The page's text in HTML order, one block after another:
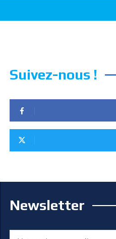
Suivez-nous !
Newsletter